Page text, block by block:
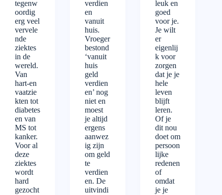
tegenw
oordig
erg veel
vervele
nde
ziektes
in de
wereld.
Van
hart-en
vaatzie
kten tot
diabetes
en van
MS tot
kanker.
Voor al
deze
ziektes
wordt
hard
gezocht
verdien
en
vanuit
huis.
Vroeger
bestond
‘vanuit
huis
geld
verdien
en’ nog
niet en
moest
je altijd
ergens
aanwez
ig zijn
om geld
te
verdien
en. De
uitvindi
leuk en
goed
voor je.
Je wilt
er
eigenlij
k voor
zorgen
dat je je
hele
leven
blijft
leren.
Of je
dit nou
doet om
persoon
lijke
redenen
of
omdat
je je